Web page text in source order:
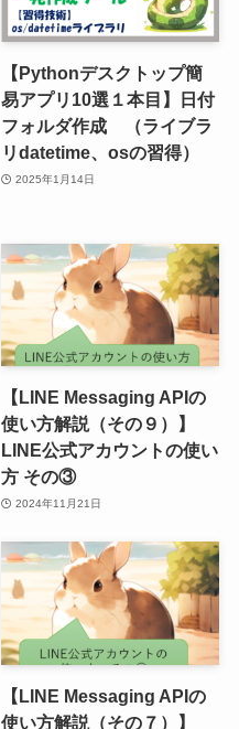
【Pythonデスクトップ簡
易アプリ10選１本目】日付
フォルダ作成 （ライブラ
リdatetime、osの習得）
2025年1月14日
【LINE Messaging APIの
使い方解説（その９）】
LINE公式アカウントの使い
方 その③
2024年11月21日
【LINE Messaging APIの
使い方解説（その７）】